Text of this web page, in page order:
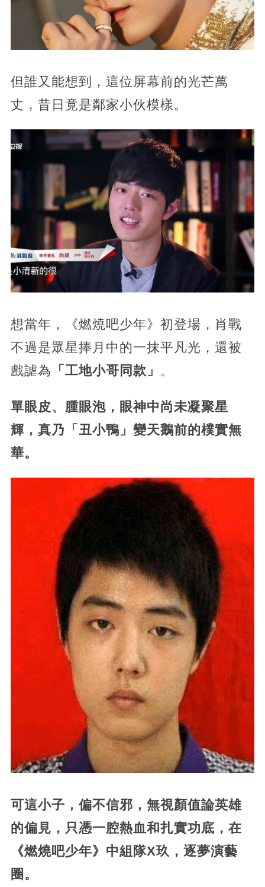
但誰又能想到，這位屏幕前的光芒萬
丈，昔日竟是鄰家小伙模樣。
想當年，《燃燒吧少年》初登場，肖戰
不過是眾星捧月中的一抹平凡光，還被
戲謔為 「工地小哥同款」 。
單眼皮、腫眼泡，眼神中尚未凝聚星
輝，真乃「丑小鴨」變天鵝前的樸實無
華。
可這小子，偏不信邪，無視顏值論英雄
的偏見，只憑一腔熱血和扎實功底，在
《燃燒吧少年》中組隊X玖，逐夢演藝
圈。